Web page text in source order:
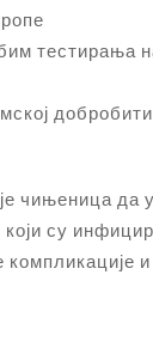
чињеница
су
и